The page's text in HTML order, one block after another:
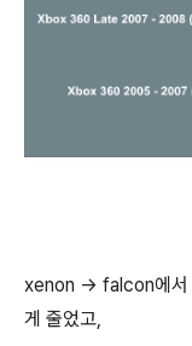
xenon -> falcon에서
게 줄었고,